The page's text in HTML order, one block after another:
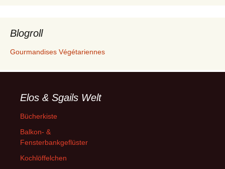
Blogroll
Gourmandises Végétariennes
Elos & Sgails Welt
Bücherkiste
Balkon- &
Fensterbankgeflüster
Kochlöffelchen